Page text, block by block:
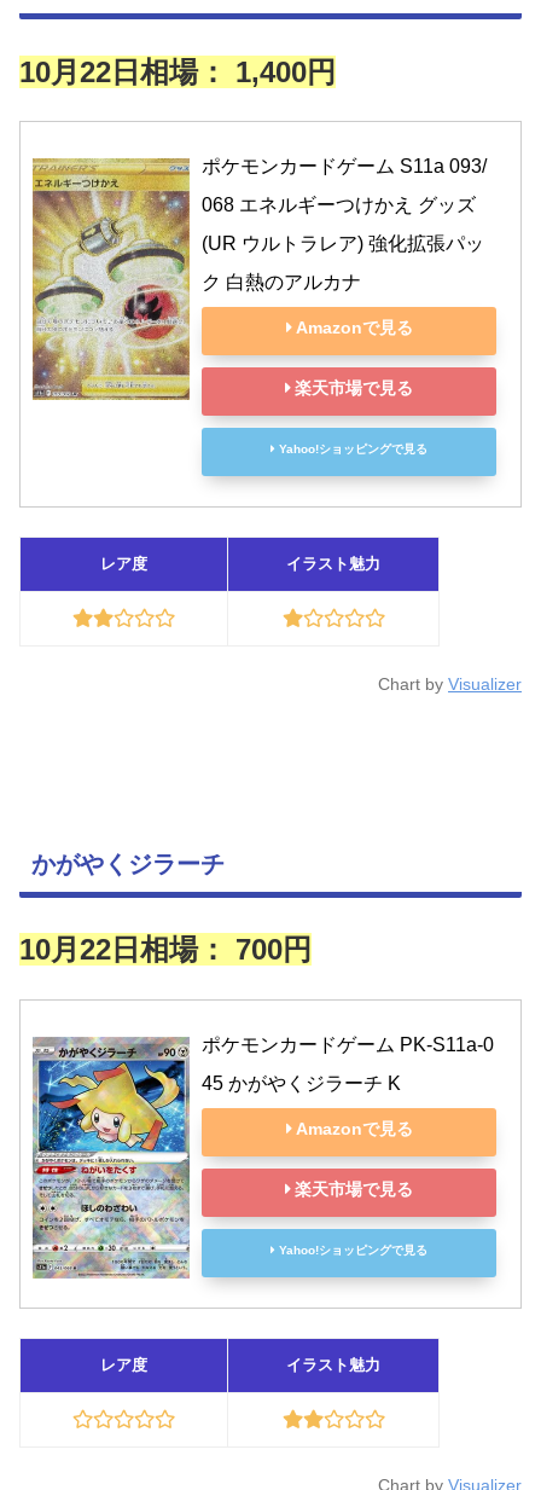
10月22日相場： 1,400円
ポケモンカードゲーム S11a 093/
068 エネルギーつけかえ グッズ
(UR ウルトラレア) 強化拡張パッ
ク 白熱のアルカナ
Amazonで見る
楽天市場で見る
Yahoo!ショッピングで見る
レア度 イラスト魅力
Chart by Visualizer
かがやくジラーチ
10月22日相場： 700円
ポケモンカードゲーム PK-S11a-0
45 かがやくジラーチ K
Amazonで見る
楽天市場で見る
Yahoo!ショッピングで見る
レア度 イラスト魅力
Chart by Visualizer